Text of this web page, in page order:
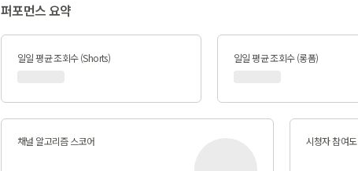
퍼포먼스 요약
일일 평균 조회수 (Shorts) 일일 평균 조회수 (롱폼)
채널 알고리즘 스코어 시청자 참여도